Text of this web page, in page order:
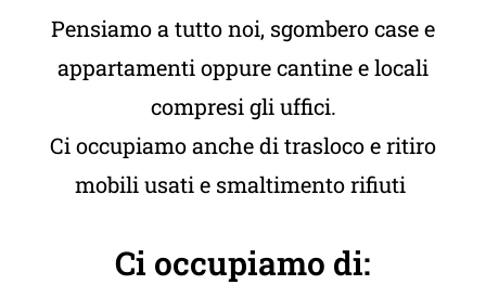
Pensiamo a tutto noi, sgombero case e
appartamenti oppure cantine e locali
compresi gli uffici.
Ci occupiamo anche di trasloco e ritiro
mobili usati e smaltimento rifiuti
Ci occupiamo di: